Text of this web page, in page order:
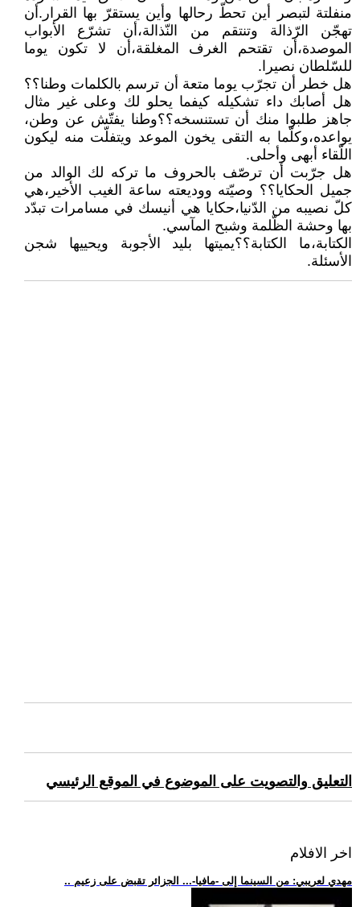
منفلتة لتبصر أين تحطّ رحالها وأين يستقرّ بها القرار.أن
تهجّن الرّذالة وتنتقم من النّذالة،أن تشرّع الأبواب
الموصدة،أن تقتحم الغرف المغلقة،أن لا تكون يوما
للسّلطان نصيرا.
هل خطر أن تجرّب يوما متعة أن ترسم بالكلمات وطنا؟؟
هل أصابك داء تشكيله كيفما يحلو لك وعلى غير مثال
جاهز طلبوا منك أن تستنسخه؟؟وطنا يفتّش عن وطن،
يواعده،وكلّما به التقى يخون الموعد ويتفلّت منه ليكون
اللّقاء أبهى وأحلى.
هل جرّبت أن ترصّف بالحروف ما تركه لك الوالد من
جميل الحكايا؟؟ وصيّته ووديعته ساعة الغيب الأخير،هي
كلّ نصيبه من الدّنيا،حكايا هي أنيسك في مسامرات تبدّد
بها وحشة الظّلمة وشبح المآسي.
الكتابة،ما الكتابة؟؟يميتها بليد الأجوبة ويحييها شجن
الأسئلة.
التعليق والتصويت على الموضوع في الموقع الرئيسي
اخر الافلام
.. مهدي لعريبي: من السينما إلى -مافيا-... الجزائر تقبض على زعيم